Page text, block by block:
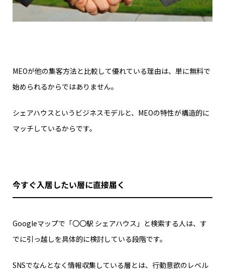
MEOが他の集客方法と比較して優れている理由は、単に無料で
始められるからではありません。
シェアハウスというビジネスモデルと、MEOの特性が構造的に
マッチしているからです。
今すぐ入居したい層に直接届く
Googleマップで「〇〇駅 シェアハウス」と検索する人は、す
でに引っ越しを具体的に検討している段階です。
SNSでなんとなく情報収集している層とは、行動意欲のレベル